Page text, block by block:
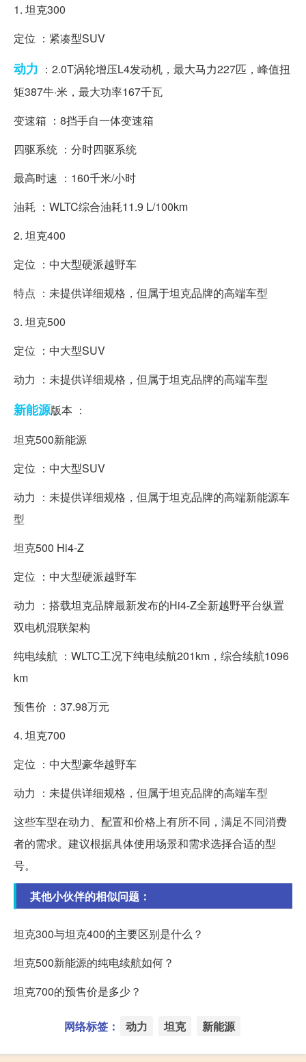
1. 坦克300
定位 ：紧凑型SUV
动力 ：2.0T涡轮增压L4发动机，最大马力227匹，峰值扭
矩387牛·米，最大功率167千瓦
变速箱 ：8挡手自一体变速箱
四驱系统 ：分时四驱系统
最高时速 ：160千米/小时
油耗 ：WLTC综合油耗11.9 L/100km
2. 坦克400
定位 ：中大型硬派越野车
特点 ：未提供详细规格，但属于坦克品牌的高端车型
3. 坦克500
定位 ：中大型SUV
动力 ：未提供详细规格，但属于坦克品牌的高端车型
新能源版本 ：
坦克500新能源
定位 ：中大型SUV
动力 ：未提供详细规格，但属于坦克品牌的高端新能源车
型
坦克500 Hi4-Z
定位 ：中大型硬派越野车
动力 ：搭载坦克品牌最新发布的Hi4-Z全新越野平台纵置
双电机混联架构
纯电续航 ：WLTC工况下纯电续航201km，综合续航1096
km
预售价 ：37.98万元
4. 坦克700
定位 ：中大型豪华越野车
动力 ：未提供详细规格，但属于坦克品牌的高端车型
这些车型在动力、配置和价格上有所不同，满足不同消费
者的需求。建议根据具体使用场景和需求选择合适的型
号。
其他小伙伴的相似问题：
坦克300与坦克400的主要区别是什么？
坦克500新能源的纯电续航如何？
坦克700的预售价是多少？
网络标签： 动力 坦克 新能源